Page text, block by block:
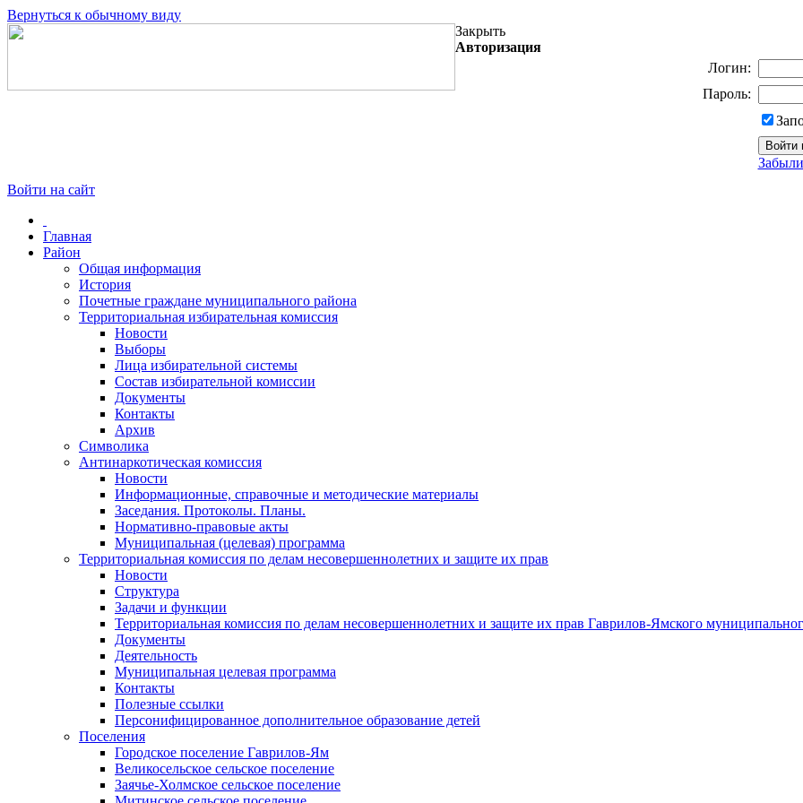
Вернуться к обычному виду
Закрыть
Авторизация
Логин:
Пароль:
Войти на сайт
Главная
Район
Общая информация
История
Почетные граждане муниципального района
Территориальная избирательная комиссия
Новости
Выборы
Лица избирательной системы
Состав избирательной комиссии
Документы
Контакты
Архив
Символика
Антинаркотическая комиссия
Новости
Информационные, справочные и методические материалы
Заседания. Протоколы. Планы.
Нормативно-правовые акты
Муниципальная (целевая) программа
Территориальная комиссия по делам несовершеннолетних и защите их прав
Новости
Структура
Задачи и функции
Территориальная комиссия по делам несовершеннолетних и защите их прав Гаврилов-Ямского
Документы
Деятельность
Муниципальная целевая программа
Контакты
Полезные ссылки
Персонифицированное дополнительное образование детей
Поселения
Городское поселение Гаврилов-Ям
Великосельское сельское поселение
Заячье-Холмское сельское поселение